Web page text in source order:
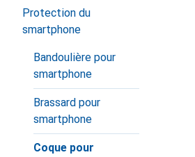
Protection du
smartphone
Bandoulière pour
smartphone
Brassard pour
smartphone
Coque pour